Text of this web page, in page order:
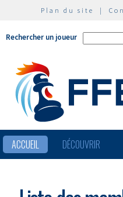
Plan du site |
Rechercher un joueur
ACCUEIL DÉCOUVRIR